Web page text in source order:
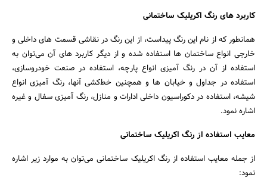
کاربرد های رنگ اکریلیک ساختمانی
همانطور که از نام این رنگ پیداست، از این رنگ در نقاشی قسمت‌ های داخلی و
خارجی انواع ساختمان‌ ها استفاده‌ شده و از دیگر کاربرد های آن می‌توان به
استفاده از آن در رنگ‌ آمیزی انواع پارچه، استفاده در صنعت خودروسازی،
استفاده در جداول و خیابان‌ ها و همچنین خط‌کشی آنها، رنگ‌ آمیزی انواع
شیشه، استفاده در دکوراسیون داخلی ادارات و منازل، رنگ‌ آمیزی سفال و غیره
اشاره نمود.
معایب استفاده از رنگ اکریلیک ساختمانی
از جمله معایب استفاده از رنگ اکریلیک ساختمانی می‌توان به موارد زیر اشاره
نمود: